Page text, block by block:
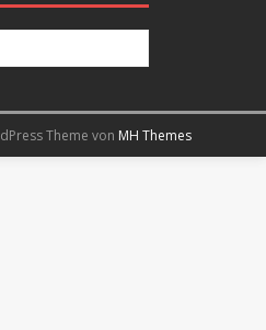
Theme von MH Themes